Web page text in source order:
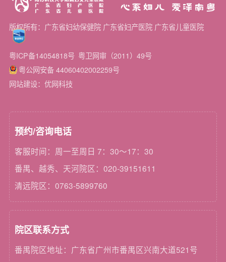
心系妇儿 爱泽南粤
版权所有：广东省妇幼保健院 广东省妇产医院 广东省儿童医院
粤ICP备14054818号 粤卫网审（2011）49号
粤公网安备 44060402002259号
网站建设：优网科技
预约/咨询电话
客服时间：周一至周日 7：30～17：30
番禺、越秀、天河院区：020-39151611
清远院区：0763-5899760
院区联系方式
番禺院区地址：广东省广州市番禺区兴南大道521号